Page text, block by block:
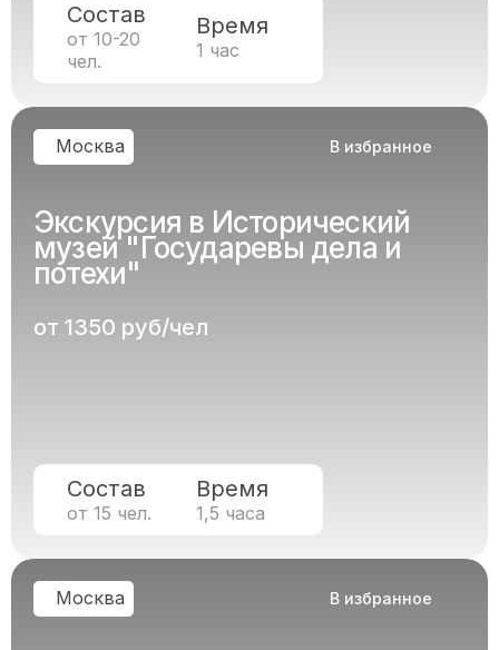
Состав
от 10-20
чел.
Время
1 час
Москва В избранное
Экскурсия в Исторический
музей "Государевы дела и
потехи"
от 1350 руб/чел
Состав
от 15 чел.
Время
1,5 часа
Москва В избранное